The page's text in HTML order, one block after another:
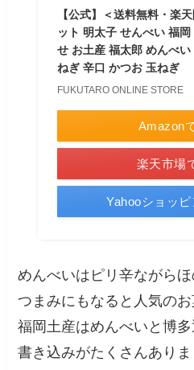
【公式】＜送料無料・楽
ット 明太子 せんべい 福
せ お土産 福太郎 めんべ
ねぎ 辛口 かつお 玉ねぎ
FUKUTARO ONLINE STORE
Amazon
楽天市場
Yahooショッピ
めんべいはピリ辛ながらほ
つまみにもなると人気の
福岡土産はめんべいと博
書き込みがたくさんあり